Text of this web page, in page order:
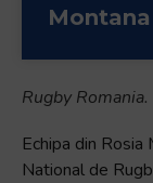
One
Accessibility
reader,
press
Rugby Romania.
Echipa din
National de